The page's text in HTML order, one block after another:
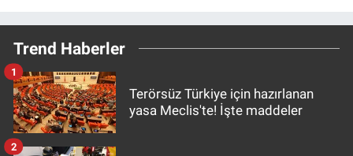
Trend Haberler
Terörsüz Türkiye için hazırlanan
yasa Meclis'te! İşte maddeler
1
2